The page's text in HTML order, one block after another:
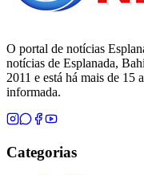
O portal de notícias
notícias de Esplanada,
2011 e está há mais de 15
informada.
Categorias